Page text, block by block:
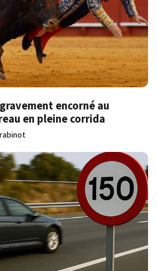
encorné au
en pleine corrida